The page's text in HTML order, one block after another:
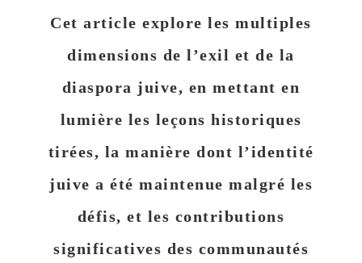
Cet article explore les multiples
dimensions de l’exil et de la
diaspora juive, en mettant en
lumière les leçons historiques
tirées, la manière dont l’identité
juive a été maintenue malgré les
défis, et les contributions
significatives des communautés